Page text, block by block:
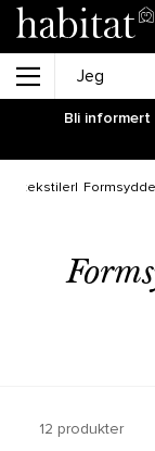
Bli
12 produkter